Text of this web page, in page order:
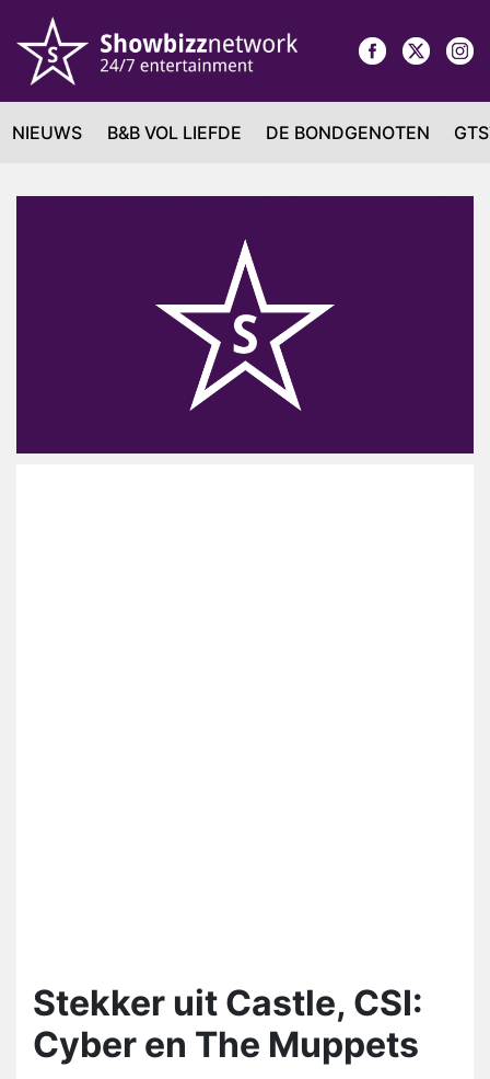
NIEUWS B&B VOL LIEFDE DE BONDGENOTEN
Stekker uit Castle, CSI:
Cyber en The Muppets